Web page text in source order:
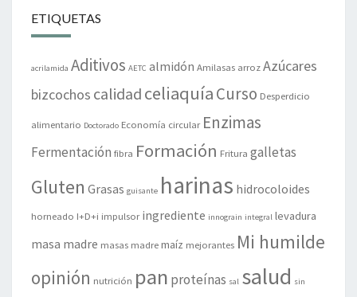
ETIQUETAS
acrilamida Aditivos AETC almidón Amilasas arrozAzúcares
bizcochos calidad celiaquíaCurso Desperdicio
alimentario Doctorado Economía circular Enzimas
Fermentación fibra Formación Fritura galletas
Gluten Grasas guisante harinas hidrocoloides
horneado I+D+i impulsor ingrediente innograin integral levadura
masa madre masas madremaíz mejorantes Mi humilde
opinión nutrición pan proteínas sal salud sin